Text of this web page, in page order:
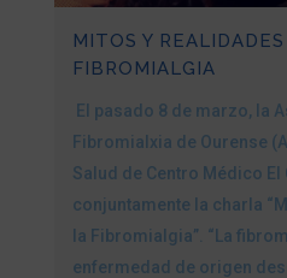
MITOS Y
FIBROMIALGIA
El pasado 8 de marzo, la
Fibromialxia de Ourense
Salud de Centro Médico
conjuntamente la charla
la Fibromialgia”. “La
enfermedad de origen